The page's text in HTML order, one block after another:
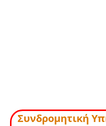
Συνδρομητική